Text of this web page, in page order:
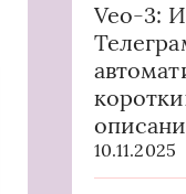
Veo-3:
10.11.2025